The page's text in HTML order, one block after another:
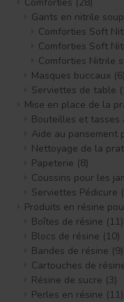
Gants en nitrile
Comforties Soft
Comforties Soft
Comforties Nitrile
Masques buccaux (6)
Serviettes de table
Mise en place de la
Bouteilles et tasses
Aide au pansement
Nettoyage de la
Papeterie (8)
Coussins pour les
Serviettes Pédicure
Produits en résine
Boîtes de résine (11)
Blocs de résine (10)
Bandes de résine (9)
Cartouches de
Résine de sucre (3)
Perles en résine (11)